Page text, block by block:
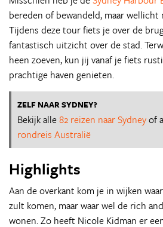
bereden of bewandeld, maar
Tijdens deze tour fiets je over de
fantastisch uitzicht over de stad.
heen zoeven, kun jij vanaf je fiets
prachtige haven genieten.
ZELF NAAR SYDNEY?
Bekijk alle82 reizen naar Sydneyof
rondreis Australië
Highlights
Aan de overkant kom je in wijken
zult komen, maar waar wel de rich
wonen. Zo heeft Nicole Kidman er